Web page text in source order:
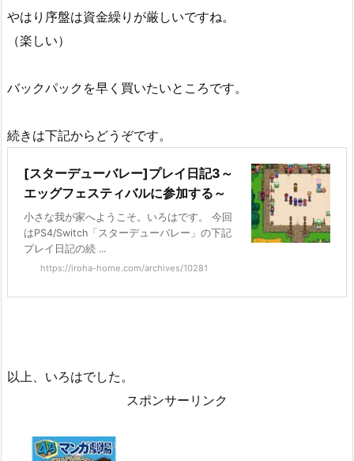
やはり序盤は資金繰りが厳しいですね。
（楽しい）
バックパックを早く買いたいところです。
続きは下記からどうぞです。
[スターデューバレー]プレイ日記3～
エッグフェスティバルに参加する～
小さな我が家へようこそ。いろはです。 今回
はPS4/Switch「スターデューバレー」の下記
プレイ日記の続 ...
https://iroha-home.com/archives/10281
以上、いろはでした。
スポンサーリンク